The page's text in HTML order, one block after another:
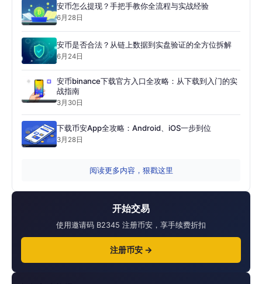
安币怎么提现？手把手教你全流程与实战经验
6月28日
安币是否合法？从链上数据到实盘验证的全方位拆解
6月24日
安币binance下载官方入口全攻略：从下载到入门的实
战指南
3月30日
下载币安App全攻略：Android、iOS一步到位
3月28日
阅读更多内容，狠戳这里
开始交易
使用邀请码 B2345 注册币安，享手续费折扣
注册币安 →